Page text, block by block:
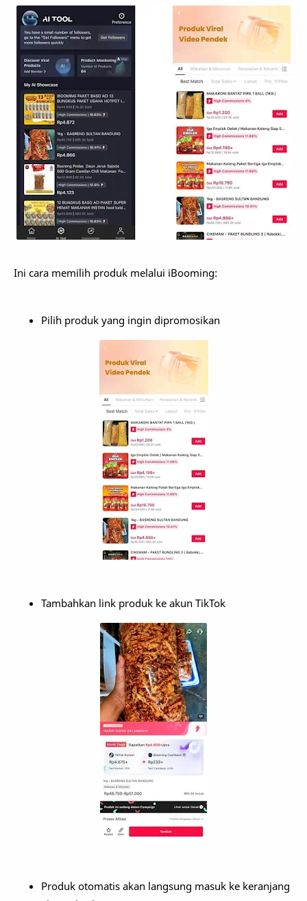
Ini cara memilih produk melalui iBooming:
Pilih produk yang ingin dipromosikan
Tambahkan link produk ke akun TikTok
Produk otomatis akan langsung masuk ke keranjang